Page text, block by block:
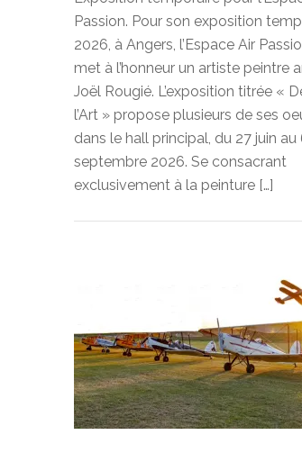
Passion. Pour son exposition
2026, à Angers, l’Espace Air
met à l’honneur un artiste peintre
Joël Rougié. L’exposition titrée «
l’Art » propose plusieurs de ses
dans le hall principal, du 27 juin au
septembre 2026. Se consacrant
exclusivement à la peinture […]